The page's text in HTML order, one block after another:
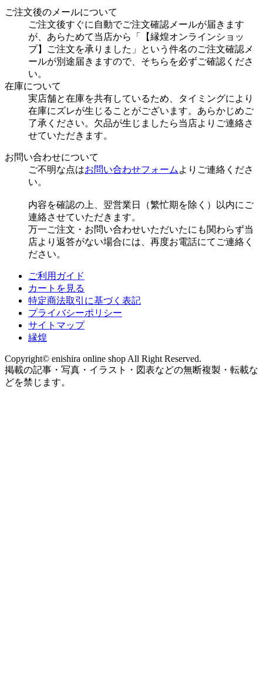
ご注文後のメールについて
ご注文後すぐに自動でご注文確認メールが届きます
が、あらためて当店から「【縁煌オンラインショッ
プ】ご注文を承りました」という件名のご注文確認メ
ールが別途届きますので、そちらを必ずご確認くださ
い。
在庫について
実店舗と在庫を共有しているため、タイミングにより
在庫にズレが生じることがございます。あらかじめご
了承ください。欠品が生じましたら当店よりご連絡さ
せていただきます。
お問い合わせについて
ご不明な点はお問い合わせフォーム よりご連絡くださ
い。
内容を確認の上、翌営業日（繁忙期を除く）以内にご
連絡させていただきます。
万一ご注文・お問い合わせいただいたにも関わらず当
店より返答がない場合には、再度お電話にてご連絡く
ださい。
ご利用ガイド
カートを見る
特定商法取引に基づく表記
プライバシーポリシー
サイトマップ
縁煌
Copyright© enishira online shop All Right Reserved.
掲載の記事・写真・イラスト・図表などの無断複製・転載な
どを禁じます。